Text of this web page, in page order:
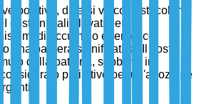
positive, diversi vincoli ostacolano
I costi iniziali elevati per
di accumulo energetico
una barriera significativa. Il costo
della batteria, sebbene in
proibitivo per un'adozione